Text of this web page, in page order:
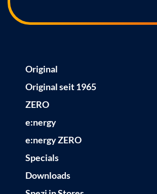
Original
Original seit 1965
ZERO
e:nergy
e:nergy ZERO
Specials
Downloads